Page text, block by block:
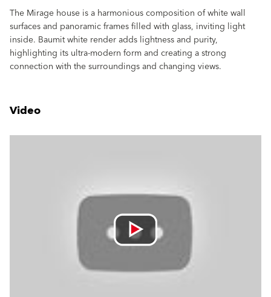
The Mirage house is a harmonious composition of white wall
surfaces and panoramic frames filled with glass, inviting light
inside. Baumit white render adds lightness and purity,
highlighting its ultra-modern form and creating a strong
connection with the surroundings and changing views.
Video